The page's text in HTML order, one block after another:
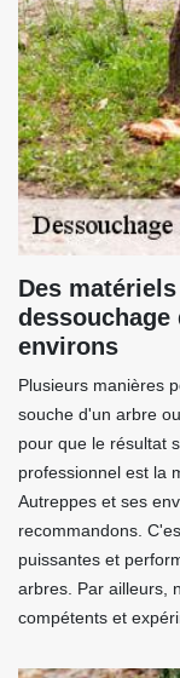
Des
dessouchage
environs
Plusieurs manières
souche d'un arbre
pour que le résultat
professionnel est la
Autreppes et ses
recommandons.
puissantes et
arbres. Par ailleurs,
compétents et